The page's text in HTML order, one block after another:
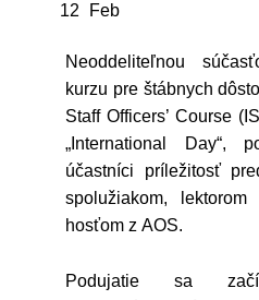
12 Feb
Neoddeliteľnou
kurzu pre štábnych
Staff Officers’ Course
„International Day“,
účastníci príležitosť
spolužiakom,
hosťom z AOS.
Podujatie sa